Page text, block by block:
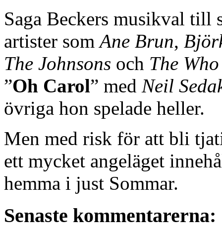
Saga Beckers musikval till
artister somAne Brun,
The Johnsons och The Who
”Oh Carol” med Neil
övriga hon spelade heller.
Men med risk för att bli
ett mycket angeläget
hemma i just Sommar.
Senaste kommentarerna: